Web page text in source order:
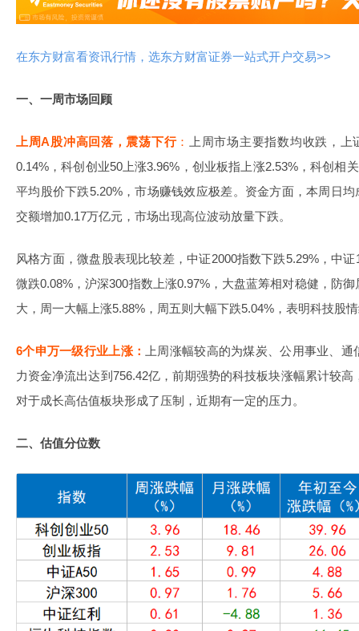
在东方财富看资讯行情，选东方财富证券一站式开户交易>>
一、一周市场回顾
上周A股冲高回落，震荡下行：
上周市场主要指数均收跌，
0.14%，科创创业50上涨3.96%，创业板指上涨2.53%，科创相
平均股价下跌5.20%，市场赚钱效应极差。资金方面，本周日
交额增加0.17万亿元，市场出现高位波动放量下跌。
风格方面，微盘股表现比较差，中证2000指数下跌5.29%，中
微跌0.08%，沪深300指数上涨0.97%，大盘蓝筹相对稳健，防
大，周一大幅上涨5.88%，周五则大幅下跌5.04%，表明科技股
6个申万一级行业上涨：
上周涨幅较高的为煤炭、公用事业、
力资金净流出达到756.42亿，前期强势的科技板块涨幅累计较
对于成长高估值板块形成了压制，近期有一定的压力。
二、估值分位数